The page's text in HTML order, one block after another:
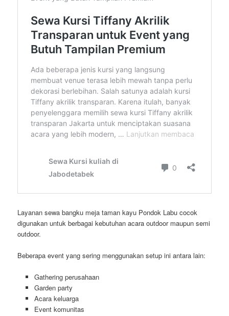
Layanan sewa bangku meja taman kayu Pondok Labu cocok
digunakan untuk berbagai kebutuhan acara outdoor maupun semi
outdoor.
Beberapa event yang sering menggunakan setup ini antara lain:
Gathering perusahaan
Garden party
Acara keluarga
Event komunitas